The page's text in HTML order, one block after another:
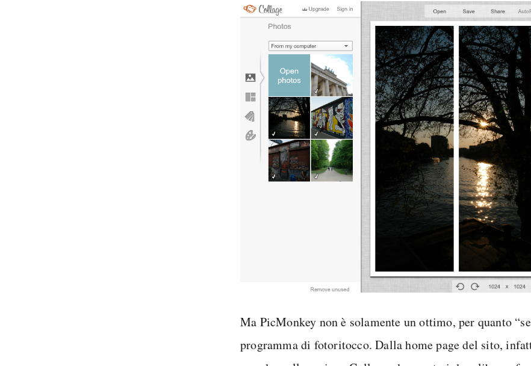
Ma PicMonkey non è solamente un ottimo, per quanto
programma di fotoritocco. Dalla home page del sito,